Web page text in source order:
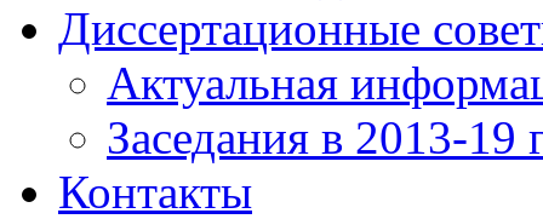
Диссертационные
Актуальная
Заседания в 2013-19
Контакты